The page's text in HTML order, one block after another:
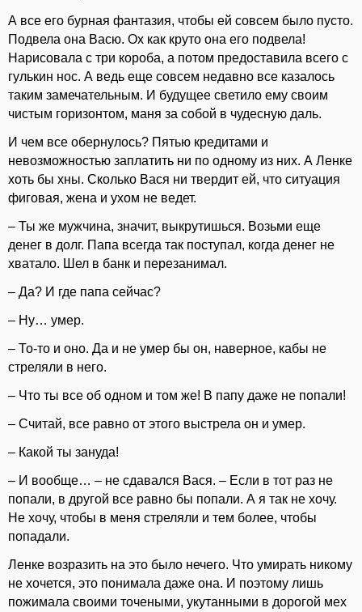
А все его бурная фантазия, чтобы ей совсем было пусто.
Подвела она Васю. Ох как круто она его подвела!
Нарисовала с три короба, а потом предоставила всего с
гулькин нос. А ведь еще совсем недавно все казалось
таким замечательным. И будущее светило ему своим
чистым горизонтом, маня за собой в чудесную даль.
И чем все обернулось? Пятью кредитами и
невозможностью заплатить ни по одному из них. А Ленке
хоть бы хны. Сколько Вася ни твердит ей, что ситуация
фиговая, жена и ухом не ведет.
– Ты же мужчина, значит, выкрутишься. Возьми еще
денег в долг. Папа всегда так поступал, когда денег не
хватало. Шел в банк и перезанимал.
– Да? И где папа сейчас?
– Ну… умер.
– То-то и оно. Да и не умер бы он, наверное, кабы не
стреляли в него.
– Что ты все об одном и том же! В папу даже не попали!
– Считай, все равно от этого выстрела он и умер.
– Какой ты зануда!
– И вообще… – не сдавался Вася. – Если в тот раз не
попали, в другой все равно бы попали. А я так не хочу.
Не хочу, чтобы в меня стреляли и тем более, чтобы
попадали.
Ленке возразить на это было нечего. Что умирать никому
не хочется, это понимала даже она. И поэтому лишь
пожимала своими точеными, укутанными в дорогой мех